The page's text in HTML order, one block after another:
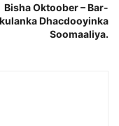
Bisha Oktoober – Bar-
kulanka Dhacdooyinka
Soomaaliya.